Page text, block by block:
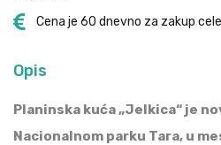
Cena je 60 dnevno za zakup
Opis
Planinska kuća „Jelkica“ je
Nacionalnom parku Tara, u